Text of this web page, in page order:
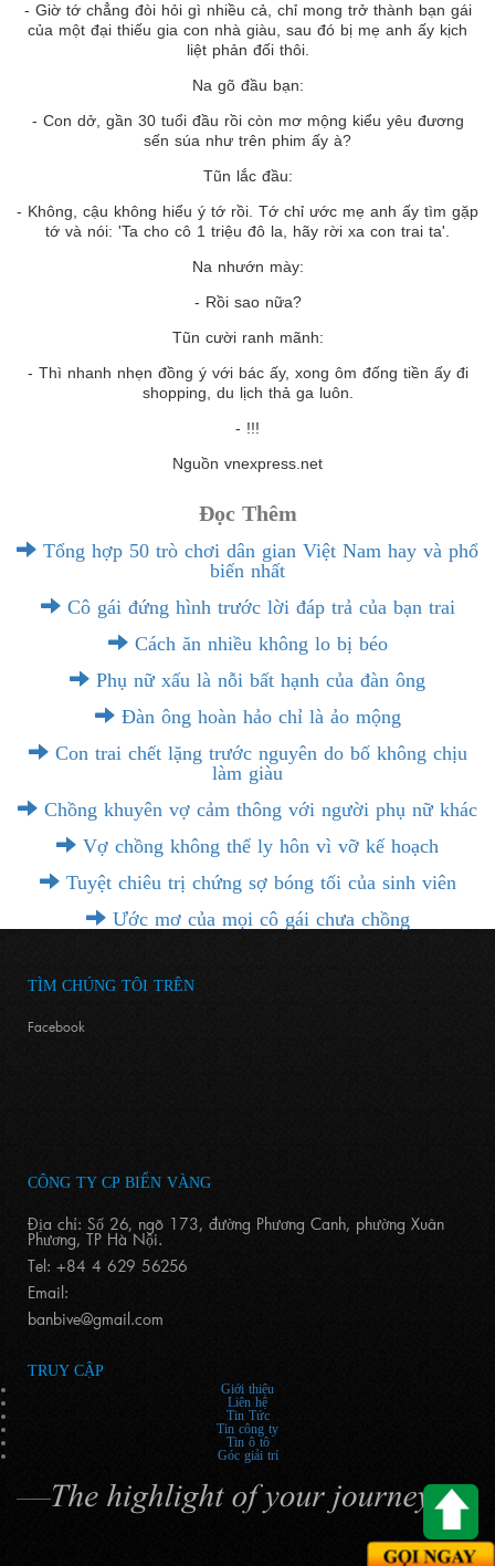
- Giờ tớ chẳng đòi hỏi gì nhiều cả, chỉ mong trở thành bạn gái
của một đại thiếu gia con nhà giàu, sau đó bị mẹ anh ấy kịch
liệt phản đối thôi.
Na gõ đầu bạn:
- Con dở, gần 30 tuổi đầu rồi còn mơ mộng kiểu yêu đương
sến súa như trên phim ấy à?
Tũn lắc đầu:
- Không, cậu không hiểu ý tớ rồi. Tớ chỉ ước mẹ anh ấy tìm gặp
tớ và nói: 'Ta cho cô 1 triệu đô la, hãy rời xa con trai ta'.
Na nhướn mày:
- Rồi sao nữa?
Tũn cười ranh mãnh:
- Thì nhanh nhẹn đồng ý với bác ấy, xong ôm đống tiền ấy đi
shopping, du lịch thả ga luôn.
- !!!
Nguồn vnexpress.net
Đọc Thêm
Tổng hợp 50 trò chơi dân gian Việt Nam hay và phổ
biến nhất
Cô gái đứng hình trước lời đáp trả của bạn trai
Cách ăn nhiều không lo bị béo
Phụ nữ xấu là nỗi bất hạnh của đàn ông
Đàn ông hoàn hảo chỉ là ảo mộng
Con trai chết lặng trước nguyên do bố không chịu
làm giàu
Chồng khuyên vợ cảm thông với người phụ nữ khác
Vợ chồng không thể ly hôn vì vỡ kế hoạch
Tuyệt chiêu trị chứng sợ bóng tối của sinh viên
Ước mơ của mọi cô gái chưa chồng
TÌM CHÚNG TÔI TRÊN
Facebook
CÔNG TY CP BIỂN VÀNG
Địa chỉ: Số 26, ngõ 173, đường Phương Canh, phường Xuân
Phương, TP Hà Nội.
Tel: +84 4 629 56256
Email:
banbive@gmail.com
TRUY CẬP
Giới thiệu
Liên hệ
Tin Tức
Tin công ty
Tin ô tô
Góc giải trí